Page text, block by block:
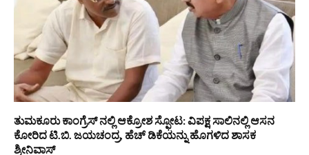
ತುಮಕೂರು ಕಾಂಗ್ರೆಸ್ ನಲ್ಲಿ ಆಕ್ರೋಶ ಸ್ಫೋಟ: ವಿಪಕ್ಷ ಸಾಲಿನಲ್ಲಿ ಆಸನ
ಕೋರಿದ ಟಿ.ಬಿ. ಜಯಚಂದ್ರ, ಹೆಚ್ ಡಿಕೆಯನ್ನು ಹೊಗಳಿದ ಶಾಸಕ
ಶ್ರೀನಿವಾಸ್